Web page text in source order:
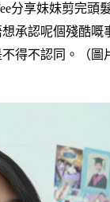
分享妹妹剪完頭
承認呢個殘酷嘅
得不認同。（圖